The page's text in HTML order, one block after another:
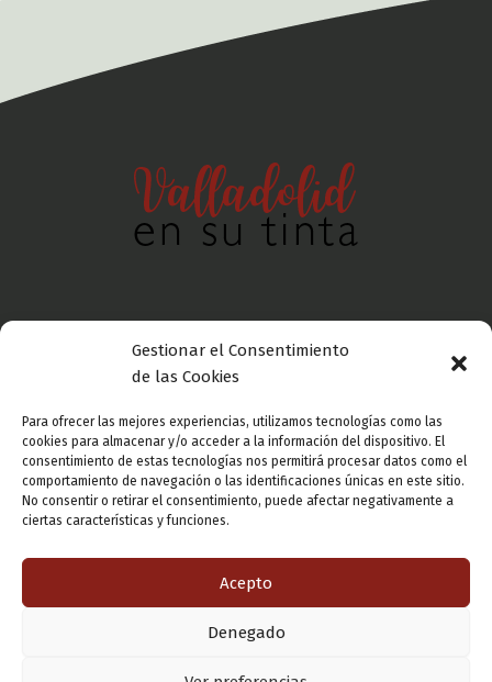
Gestionar el Consentimiento
de las Cookies
Para ofrecer las mejores experiencias, utilizamos tecnologías como las
cookies para almacenar y/o acceder a la información del dispositivo. El
consentimiento de estas tecnologías nos permitirá procesar datos como el
comportamiento de navegación o las identificaciones únicas en este sitio.
No consentir o retirar el consentimiento, puede afectar negativamente a
ciertas características y funciones.
Acepto
Denegado
Política de privacidad
Aviso legal
Política de cookies
Copyright © 2026 Valladolid en su titna